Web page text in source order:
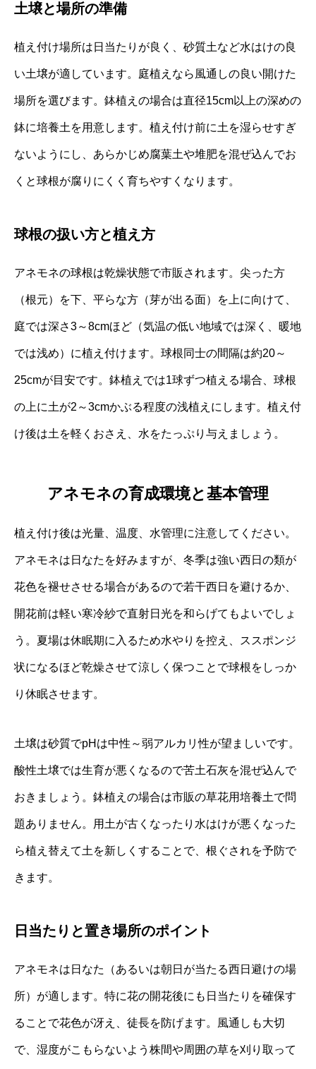
土壌と場所の準備
植え付け場所は日当たりが良く、砂質土など水はけの良
い土壌が適しています。庭植えなら風通しの良い開けた
場所を選びます。鉢植えの場合は直径15cm以上の深めの
鉢に培養土を用意します。植え付け前に土を湿らせすぎ
ないようにし、あらかじめ腐葉土や堆肥を混ぜ込んでお
くと球根が腐りにくく育ちやすくなります。
球根の扱い方と植え方
アネモネの球根は乾燥状態で市販されます。尖った方
（根元）を下、平らな方（芽が出る面）を上に向けて、
庭では深さ3～8cmほど（気温の低い地域では深く、暖地
では浅め）に植え付けます。球根同士の間隔は約20～
25cmが目安です。鉢植えでは1球ずつ植える場合、球根
の上に土が2～3cmかぶる程度の浅植えにします。植え付
け後は土を軽くおさえ、水をたっぷり与えましょう。
アネモネの育成環境と基本管理
植え付け後は光量、温度、水管理に注意してください。
アネモネは日なたを好みますが、冬季は強い西日の類が
花色を褪せさせる場合があるので若干西日を避けるか、
開花前は軽い寒冷紗で直射日光を和らげてもよいでしょ
う。夏場は休眠期に入るため水やりを控え、ススポンジ
状になるほど乾燥させて涼しく保つことで球根をしっか
り休眠させます。
土壌は砂質でpHは中性～弱アルカリ性が望ましいです。
酸性土壌では生育が悪くなるので苦土石灰を混ぜ込んで
おきましょう。鉢植えの場合は市販の草花用培養土で問
題ありません。用土が古くなったり水はけが悪くなった
ら植え替えて土を新しくすることで、根ぐされを予防で
きます。
日当たりと置き場所のポイント
アネモネは日なた（あるいは朝日が当たる西日避けの場
所）が適します。特に花の開花後にも日当たりを確保す
ることで花色が冴え、徒長を防げます。風通しも大切
で、湿度がこもらないよう株間や周囲の草を刈り取って